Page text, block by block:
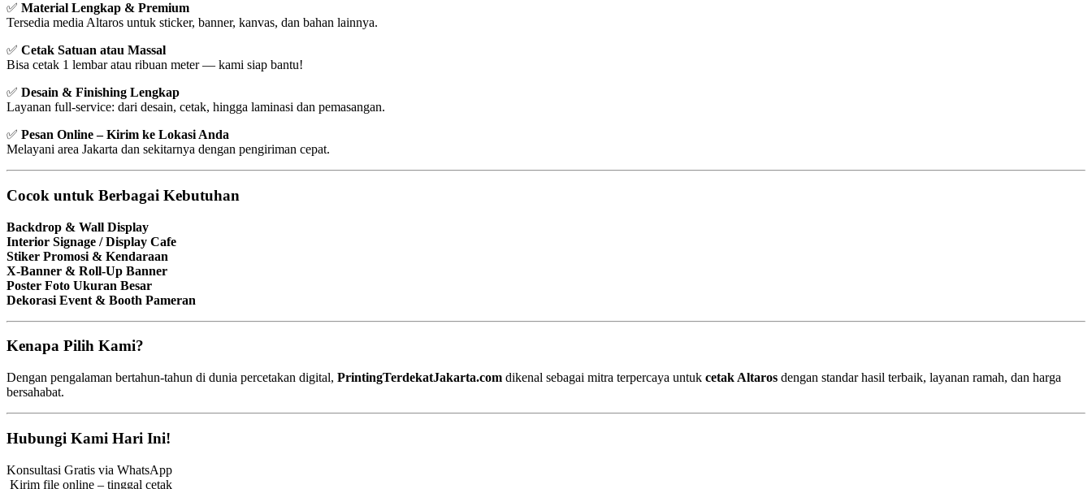
✅ Material Lengkap & Premium
Tersedia media Altaros untuk sticker, banner, kanvas, dan bahan lainnya.
✅ Cetak Satuan atau Massal
Bisa cetak 1 lembar atau ribuan meter — kami siap bantu!
✅ Desain & Finishing Lengkap
Layanan full-service: dari desain, cetak, hingga laminasi dan pemasangan.
✅ Pesan Online – Kirim ke Lokasi Anda
Melayani area Jakarta dan sekitarnya dengan pengiriman cepat.
Cocok untuk Berbagai Kebutuhan
Backdrop & Wall Display
Interior Signage / Display Cafe
Stiker Promosi & Kendaraan
X-Banner & Roll-Up Banner
Poster Foto Ukuran Besar
Dekorasi Event & Booth Pameran
Kenapa Pilih Kami?
Dengan pengalaman bertahun-tahun di dunia percetakan digital, PrintingTerdekatJakarta.com dikenal sebagai mitra terpercaya untuk cetak Altaros dengan standar hasil terbaik, layanan ramah, dan harga
bersahabat.
Hubungi Kami Hari Ini!
Konsultasi Gratis via WhatsApp
️ Kirim file online – tinggal cetak